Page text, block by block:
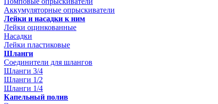
Аккумуляторные опрыскиватели
Лейки и насадки к ним
Лейки оцинкованные
Насадки
Лейки пластиковые
Шланги
Соединители для шлангов
Шланги 3/4
Шланги 1/2
Шланги 1/4
Капельный полив